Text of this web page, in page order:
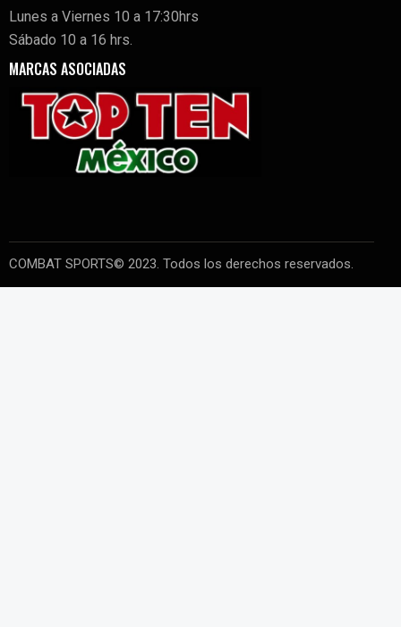
Lunes a Viernes 10 a 17:30hrs
Sábado 10 a 16 hrs.
MARCAS ASOCIADAS
COMBAT SPORTS© 2023. Todos los derechos reservados.